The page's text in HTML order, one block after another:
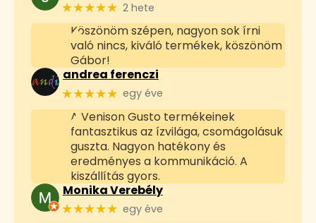
★★★★★ 2 hete
Köszönöm szépen, nagyon sok írni
való nincs, kiváló termékek, köszönöm
Gábor!
andrea ferenczi
★★★★★ egy éve
A Venison Gusto termékeinek
fantasztikus az ízvilága, csomágolásuk
guszta. Nagyon hatékony és
eredményes a kommunikáció. A
kiszállítás gyors.
Monika Verebély
★★★★★ egy éve